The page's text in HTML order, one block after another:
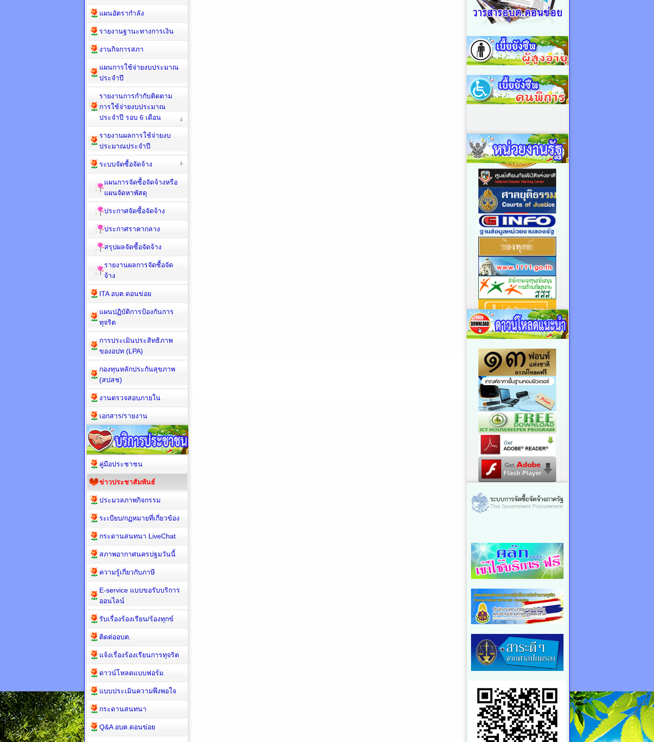
แผนอัตรากำลัง
รายงานฐานะทางการเงิน
งานกิจการสภา
แผนการใช้จ่ายงบประมาณ
ประจำปี
รายงานการกำกับติดตาม
การใช้จ่ายงบประมาณ
ประจำปี รอบ 6 เดือน
รายงานผลการใช้จ่ายงบ
ประมาณประจำปี
ระบบจัดซื้อจัดจ้าง
แผนการจัดซื้อจัดจ้างหรือ
แผนจัดหาพัสดุ
ประกาศจัดซื้อจัดจ้าง
ประกาศราคากลาง
สรุปผลจัดซื้อจัดจ้าง
รายงานผลการจัดซื้อจัด
จ้าง
ITA อบต.ดอนข่อย
แผนปฏิบัติการป้องกันการ
ทุจริต
การประเมินประสิทธิภาพ
ของอปท (LPA)
กองทุนหลักประกันสุขภาพ
(สปสช)
งานตรวจสอบภายใน
เอกสาร/รายงาน
คู่มือประชาชน
ข่าวประชาสัมพันธ์
ประมวลภาพกิจกรรม
ระเบียบ/กฏหมายที่เกี่ยวข้อง
กระดานสนทนา LiveChat
สภาพอากาศนครปฐมวันนี้
ความรู้เกี่ยวกับภาษี
E-service แบบขอรับบริการ
ออนไลน์
รับเรื่องร้องเรียน/ร้องทุกข์
ติดต่ออบต.
แจ้งเรื่องร้องเรียนการทุจริต
ดาวน์โหลดแบบฟอร์ม
แบบประเมินความพึงพอใจ
กระดานสนทนา
Q&A อบต.ดอนข่อย